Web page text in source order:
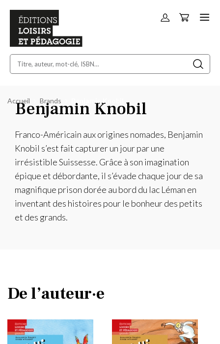
Allez
Panier
Accueil Brands
Benjamin Knobil
Franco-Américain aux origines nomades, Benjamin
Knobil s’est fait capturer un jour par une
irrésistible Suissesse. Grâce à son imagination
épique et débordante, il s’évade chaque jour de sa
magnifique prison dorée au bord du lac Léman en
inventant des histoires pour le bonheur des petits
et des grands.
De l’auteur·e